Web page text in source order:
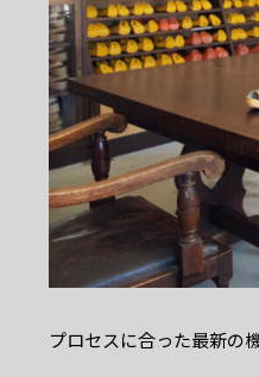
プロセスに合った最新の